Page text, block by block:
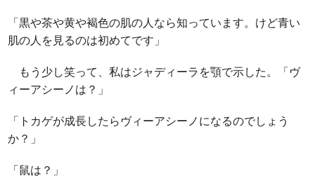
「黒や茶や黄や褐色の肌の人なら知っています。けど青い
肌の人を見るのは初めてです」
もう少し笑って、私はジャディーラを顎で示した。「ヴ
ィーアシーノは？」
「トカゲが成長したらヴィーアシーノになるのでしょう
か？」
「鼠は？」